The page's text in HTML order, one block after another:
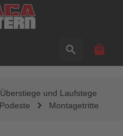
und Laufstege
Montagetritte